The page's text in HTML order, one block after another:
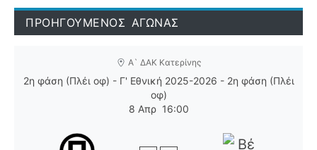
ΠΡΟΗΓΟΥΜΕΝΟΣ ΑΓΩΝΑΣ
Α` ΔΑΚ Κατερίνης
2η φάση (Πλέι οφ) - Γ' Εθνική 2025-2026 - 2η φάση (Πλέι
οφ)
8 Απρ 16:00